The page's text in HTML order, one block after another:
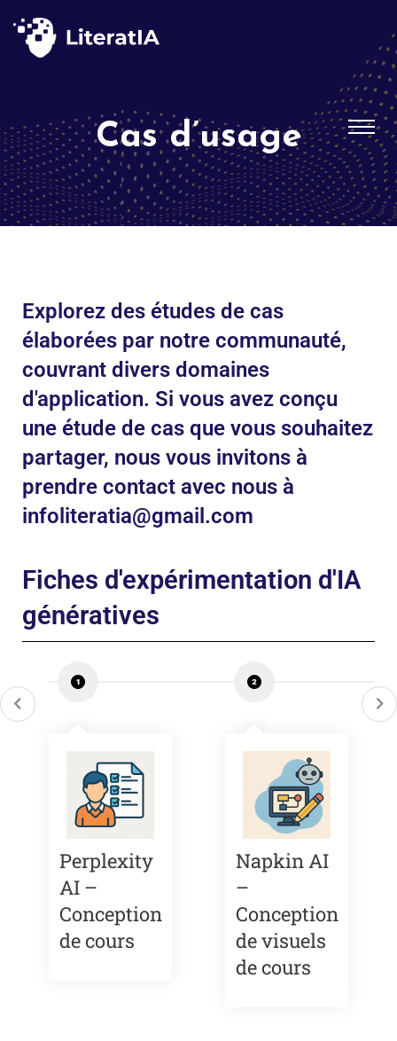
Cas d’usage
Explorez des études de cas
élaborées par notre communauté,
couvrant divers domaines
d'application. Si vous avez conçu
une étude de cas que vous souhaitez
partager, nous vous invitons à
prendre contact avec nous à
infoliteratia@gmail.com
Fiches d'expérimentation d'IA
génératives
Perplexity
AI –
Conception
de cours
Napkin AI
–
Conception
de visuels
de cours